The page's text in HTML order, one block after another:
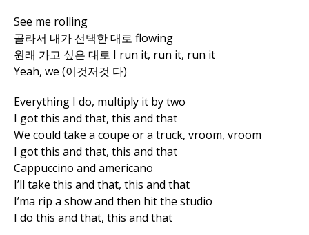
See me rolling
골라서 내가 선택한 대로 flowing
원래 가고 싶은 대로 I run it, run it, run it
Yeah, we (이것저것 다)
Everything I do, multiply it by two
I got this and that, this and that
We could take a coupe or a truck, vroom, vroom
I got this and that, this and that
Cappuccino and americano
I’ll take this and that, this and that
I’ma rip a show and then hit the studio
I do this and that, this and that